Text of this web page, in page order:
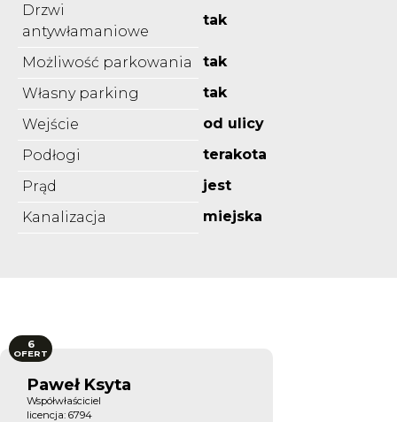
Drzwi
antywłamaniowe
tak
Możliwość parkowania
tak
Własny parking
tak
Wejście
od ulicy
Podłogi
terakota
Prąd
jest
Kanalizacja
miejska
Paweł Ksyta
Współwłaściciel
licencja: 6794
6
OFERT